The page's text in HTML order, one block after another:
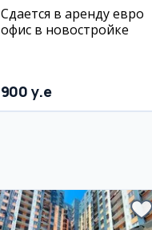
Сдается в аренду евро
офис в новостройке
900 y.e